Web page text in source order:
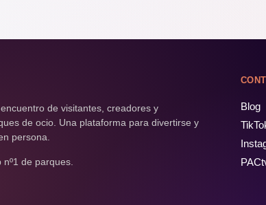
de visitantes, creadores y
de ocio. Una plataforma para divertirse y
persona.
de parques.
Blog